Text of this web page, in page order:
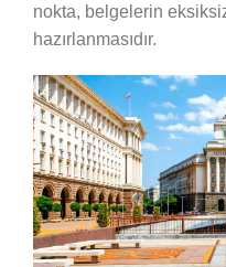
nokta, belgelerin
hazırlanmasıdır.